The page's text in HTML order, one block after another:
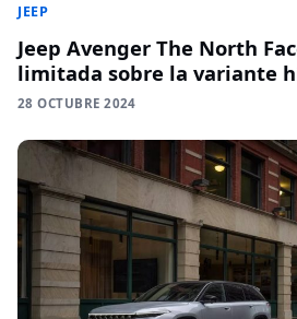
JEEP
Jeep Avenger The North
limitada sobre la variante
28 OCTUBRE 2024